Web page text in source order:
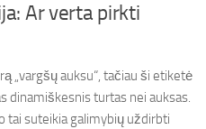
Ar verta pirkti
„vargšų auksu“, tačiau ši etiketė
dinamiškesnis turtas nei auksas.
tai suteikia galimybių uždirbti